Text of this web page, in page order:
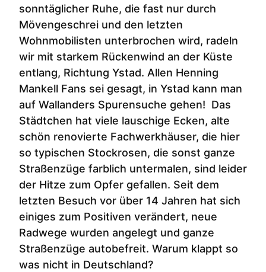
sonntäglicher Ruhe, die fast nur durch
Mövengeschrei und den letzten
Wohnmobilisten unterbrochen wird, radeln
wir mit starkem Rückenwind an der Küste
entlang, Richtung Ystad. Allen Henning
Mankell Fans sei gesagt, in Ystad kann man
auf Wallanders Spurensuche gehen! Das
Städtchen hat viele lauschige Ecken, alte
schön renovierte Fachwerkhäuser, die hier
so typischen Stockrosen, die sonst ganze
Straßenzüge farblich untermalen, sind leider
der Hitze zum Opfer gefallen. Seit dem
letzten Besuch vor über 14 Jahren hat sich
einiges zum Positiven verändert, neue
Radwege wurden angelegt und ganze
Straßenzüge autobefreit. Warum klappt so
was nicht in Deutschland?